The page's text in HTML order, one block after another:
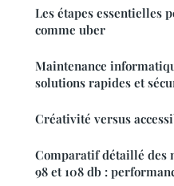
Les étapes essentielles
comme uber
Maintenance
solutions rapides et
Créativité versus
Comparatif détaillé des
98 et 108 db :